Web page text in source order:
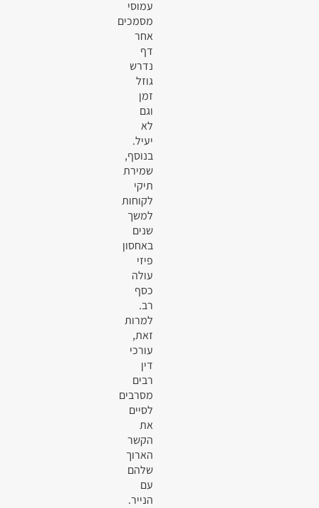
עמוסי
מסמכים
אחר
דף
נדרש
גוזל
זמן
וגם
לא
יעיל.
בנוסף,
שמירת
תיקי
לקוחות
למשך
שנים
באחסון
פיזי
עולה
כסף
רב.
למרות
זאת,
עורכי
דין
רבים
מסרבים
לסיים
את
הקשר
הארוך
שלהם
עם
הנייר.